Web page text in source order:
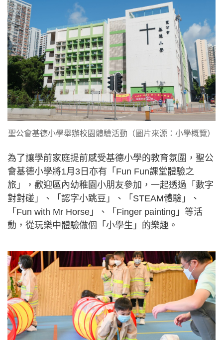
聖公會基德小學舉辦校園體驗活動（圖片來源：小學概覽）
為了讓學前家庭提前感受基德小學的教育氛圍，聖公
會基德小學將1月3日亦有「Fun Fun課堂體驗之
旅」，歡迎區內幼稚園小朋友參加，一起透過「數字
對對碰」、「認字小跳豆」、「STEAM體驗」、
「Fun with Mr Horse」、「Finger painting」等活
動，從玩樂中體驗做個「小學生」的樂趣。